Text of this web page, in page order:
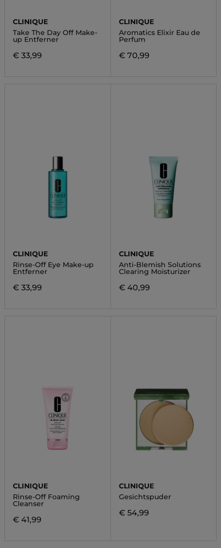
CLINIQUE
Take The Day Off Make-
up Entferner
€ 33,99
CLINIQUE
Aromatics Elixir Eau de
Perfum
€ 70,99
CLINIQUE
Rinse-Off Eye Make-up
Entferner
€ 33,99
CLINIQUE
Anti-Blemish Solutions
Clearing Moisturizer
€ 40,99
CLINIQUE
Rinse-Off Foaming
Cleanser
€ 41,99
CLINIQUE
Gesichtspuder
€ 54,99